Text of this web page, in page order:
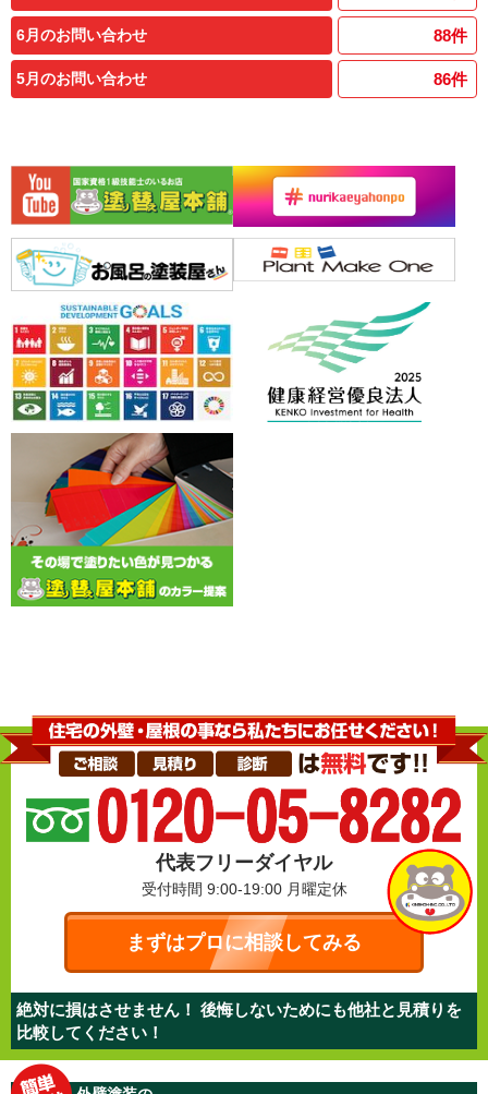
6月のお問い合わせ 88件
5月のお問い合わせ 86件
代表フリーダイヤル
受付時間 9:00-19:00 月曜定休
まずはプロに相談してみる
絶対に損はさせません！ 後悔しないためにも他社と見積りを
比較してください！